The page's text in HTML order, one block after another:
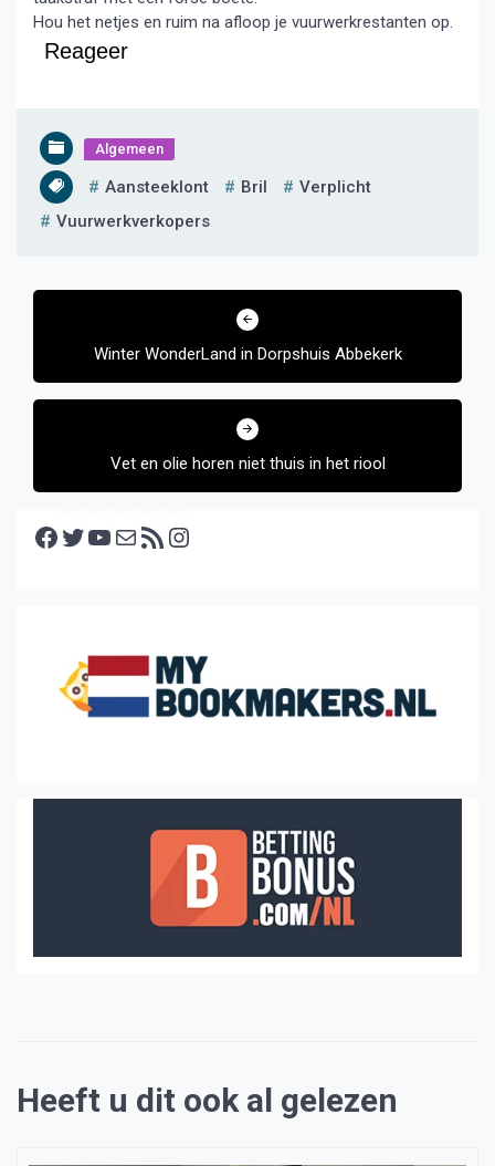
Hou het netjes en ruim na afloop je vuurwerkrestanten op.
Reageer
Algemeen
Aansteeklont Bril
Verplicht
Vuurwerkverkopers
Bericht
Winter WonderLand in Dorpshuis Abbekerk
Vet en olie horen niet thuis in het riool
Facebook Twitter YouTube E-mail RSS feed
Heeft u dit ook al gelezen